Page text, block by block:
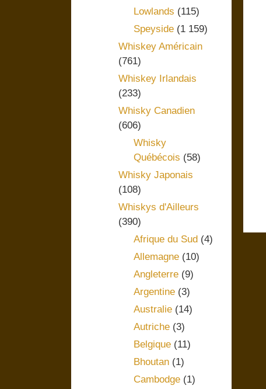
Lowlands (115)
Speyside(1 159)
Whiskey Américain
(761)
Whiskey Irlandais
(233)
Whisky Canadien
(606)
Whisky
Québécois (58)
Whisky Japonais
(108)
Whiskys d'Ailleurs
(390)
Afrique du Sud(4)
Allemagne(10)
Angleterre(9)
Argentine(3)
Australie(14)
Autriche(3)
Belgique(11)
Bhoutan(1)
Cambodge(1)